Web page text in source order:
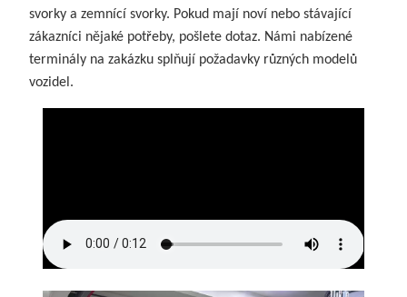
svorky a zemnící svorky. Pokud mají noví nebo stávající
zákazníci nějaké potřeby, pošlete dotaz. Námi nabízené
terminály na zakázku splňují požadavky různých modelů
vozidel.